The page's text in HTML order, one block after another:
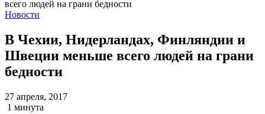
Новости
В Чехии, Нидерландах, Финляндии и
Швеции меньше всего людей на грани
бедности
27 апреля, 2017
1 минута